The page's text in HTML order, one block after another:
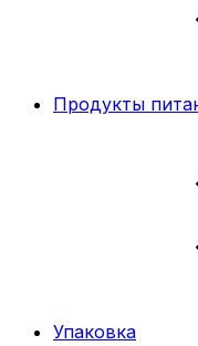
Продукты
Упаковка